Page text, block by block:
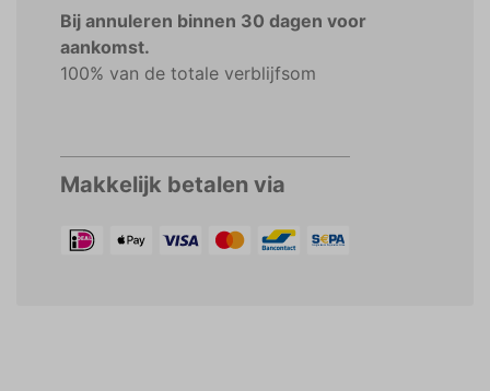
Bij annuleren binnen 30 dagen voor
aankomst.
100% van de totale verblijfsom
Makkelijk betalen via